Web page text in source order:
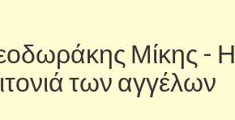
Μίκης - Η
των αγγέλων